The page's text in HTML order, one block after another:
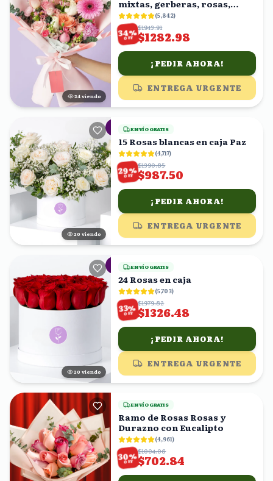
25 viendo
mixtas, gerberas, rosas,
claveles(5,842)
34%
OFF
$1943.91
$1282.98
¡PEDIR AHORA!
ENTREGA URGENTE
20 viendo
ENVÍO GRATIS
15 Rosas blancas en caja Paz
(4,717)
29%
OFF
$1390.85
$987.50
¡PEDIR AHORA!
ENTREGA URGENTE
21 viendo
ENVÍO GRATIS
24 Rosas en caja
(5,703)
33%
OFF
$1979.82
$1326.48
¡PEDIR AHORA!
ENTREGA URGENTE
ENVÍO GRATIS
Ramo de Rosas Rosas y
Durazno con Eucalipto
(4,961)
30%
OFF
$1004.06
$702.84